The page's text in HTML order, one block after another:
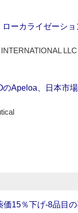
ーカライゼーシ
LLC
のApeloa、日本市
価15％下げ‐8品目